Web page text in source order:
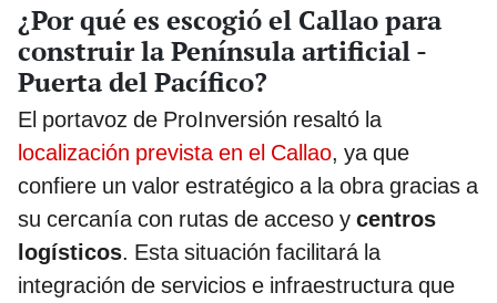
¿Por qué es escogió el Callao para
construir la Península artificial -
Puerta del Pacífico?
El portavoz de ProInversión resaltó la
localización prevista en el Callao, ya que
confiere un valor estratégico a la obra gracias a
su cercanía con rutas de acceso y centros
logísticos. Esta situación facilitará la
integración de servicios e infraestructura que